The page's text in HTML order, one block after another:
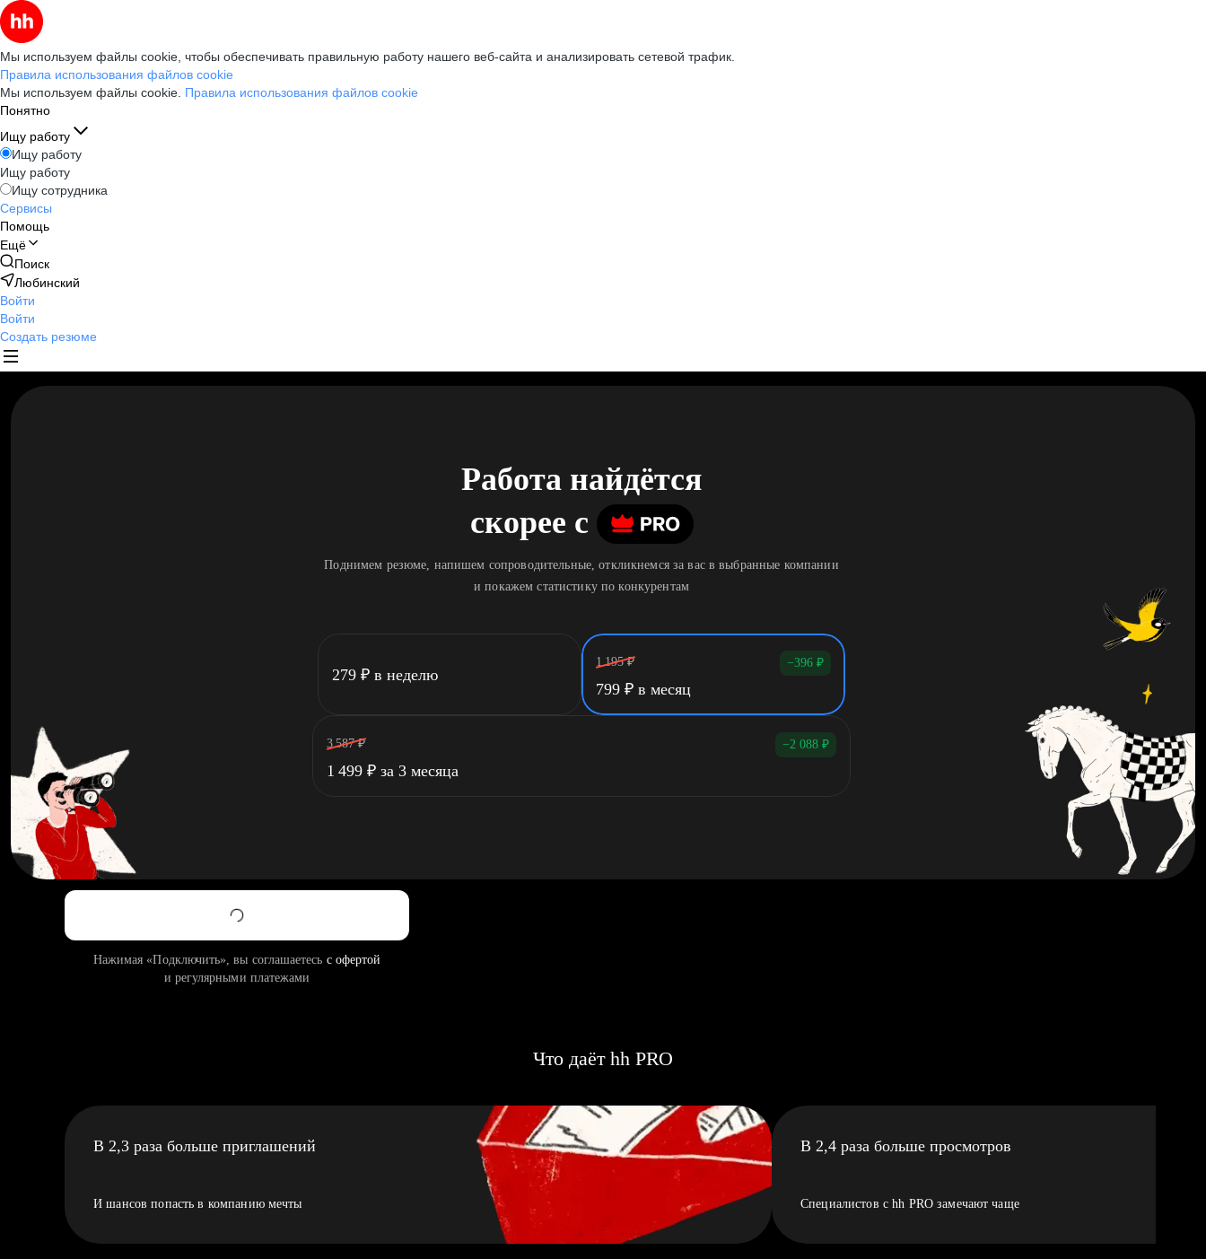
Мы используем файлы cookie, чтобы обеспечивать правильную работу нашего веб-сайта и анализировать сетевой трафик.
Правила использования файлов cookie
Мы используем файлы cookie. Правила использования файлов cookie
Понятно
Ищу работу
Ищу работу
Ищу работу
Ищу сотрудника
Сервисы
Помощь
Ещё
Поиск
Любинский
Войти
Войти
Создать резюме
Работа найдётся
скорее c
Поднимем резюме, напишем сопроводительные, откликнемся за вас в выбранные компании
и покажем статистику по конкурентам
279 ₽ в неделю
1 195 ₽ −396 ₽
799 ₽ в месяц
3 587 ₽ −2 088 ₽
1 499 ₽ за 3 месяца
Нажимая «Подключить», вы соглашаетесь с офертой
и регулярными платежами
Что даёт hh PRO
В 2,3 раза больше приглашений
И шансов попасть в компанию мечты
В 2,4 раза больше просмотров
Специалистов с hh PRO замечают чаще